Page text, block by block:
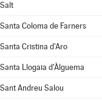
Salt
Santa Coloma de Farners
Santa Cristina d'Aro
Santa Llogaia d'Àlguema
Sant Andreu Salou